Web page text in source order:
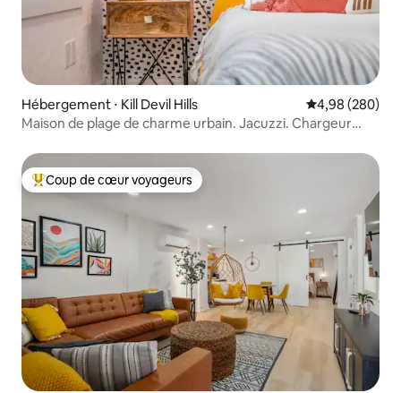
Hébergement ⋅ Kill Devil Hills Évaluation
4,98 (280)
Maison de plage de charme urbain. Jacuzzi. Chargeur
Coups de cœur voyageurs les plus appréciés
Coup de cœur voyageurs